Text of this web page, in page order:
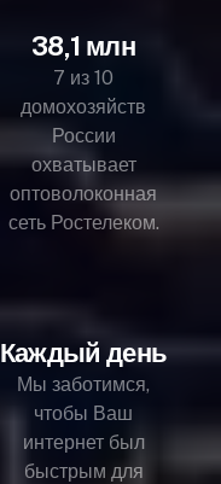
38,1 млн
7 из 10
домохозяйств
России
охватывает
оптоволоконная
сеть Ростелеком.
Каждый день
Мы заботимся,
чтобы Ваш
интернет был
быстрым для